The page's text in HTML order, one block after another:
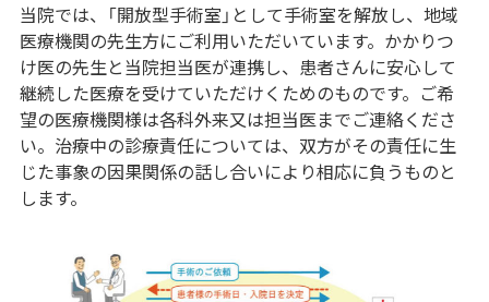
当院では、「開放型手術室」として手術室を解放し、地域
医療機関の先生方にご利用いただいています。かかりつ
け医の先生と当院担当医が連携し、患者さんに安心して
継続した医療を受けていただけくためのものです。ご希
望の医療機関様は各科外来又は担当医までご連絡くださ
い。治療中の診療責任については、双方がその責任に生
じた事象の因果関係の話し合いにより相応に負うものと
します。